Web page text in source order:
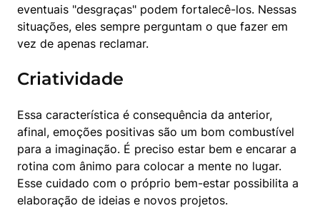
eventuais "desgraças" podem fortalecê-los. Nessas
situações, eles sempre perguntam o que fazer em
vez de apenas reclamar.
Criatividade
Essa característica é consequência da anterior,
afinal, emoções positivas são um bom combustível
para a imaginação. É preciso estar bem e encarar a
rotina com ânimo para colocar a mente no lugar.
Esse cuidado com o próprio bem-estar possibilita a
elaboração de ideias e novos projetos.